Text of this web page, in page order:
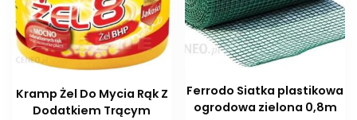
Kramp Żel Do Mycia Rąk Z
Dodatkiem Trącym
Ferrodo Siatka plastikowa
ogrodowa zielona 0,8m